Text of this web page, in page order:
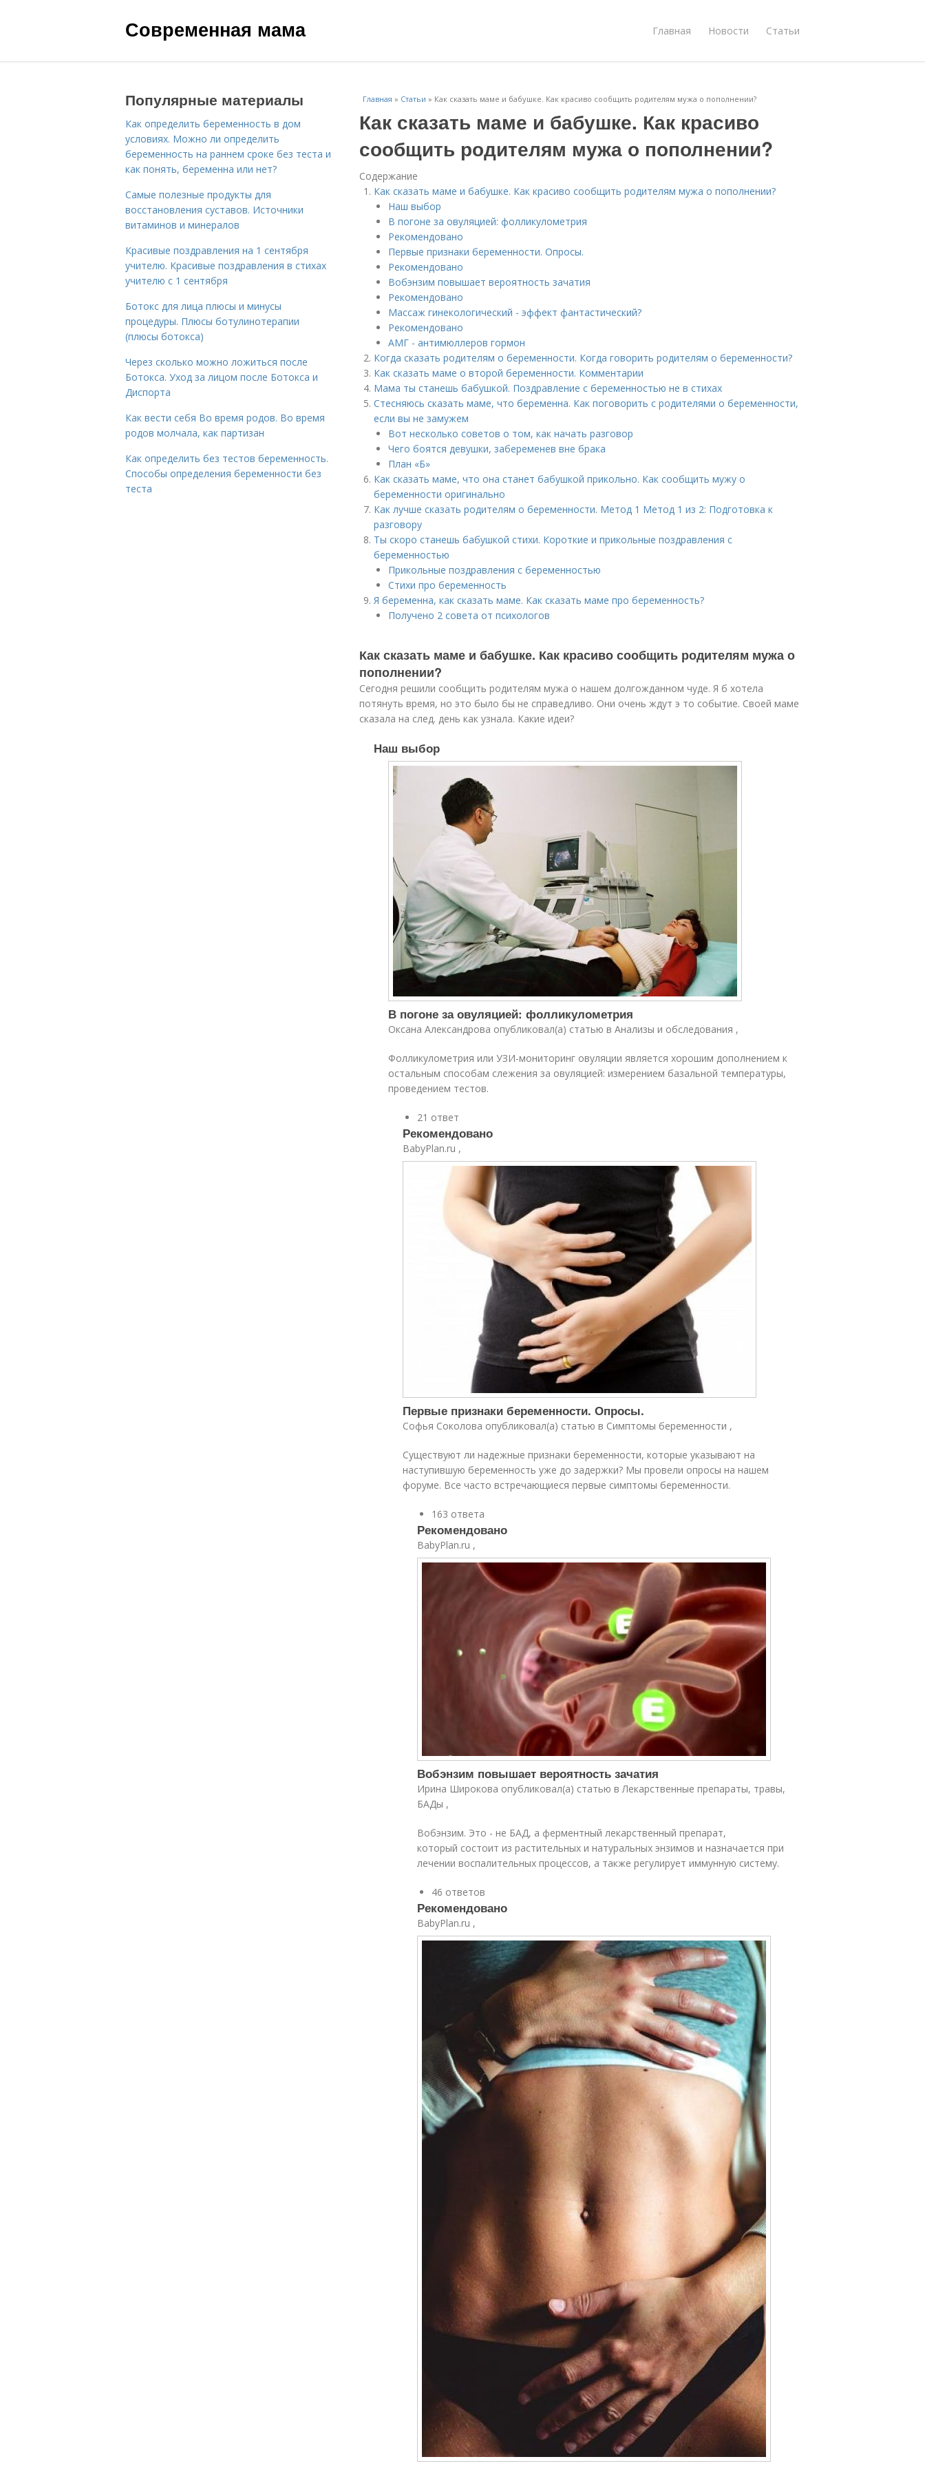
Современная мама Главная Новости Статьи
Главная » Статьи » Как сказать маме и бабушке. Как красиво сообщить родителям мужа о пополнении?
Как сказать маме и бабушке. Как красиво
сообщить родителям мужа о пополнении?
Содержание
Как сказать маме и бабушке. Как красиво сообщить родителям мужа о пополнении?
Наш выбор
В погоне за овуляцией: фолликулометрия
Рекомендовано
Первые признаки беременности. Опросы.
Рекомендовано
Вобэнзим повышает вероятность зачатия
Рекомендовано
Массаж гинекологический - эффект фантастический?
Рекомендовано
АМГ - антимюллеров гормон
Когда сказать родителям о беременности. Когда говорить родителям о беременности?
Как сказать маме о второй беременности. Комментарии
Мама ты станешь бабушкой. Поздравление с беременностью не в стихах
Стесняюсь сказать маме, что беременна. Как поговорить с родителями о беременности,
если вы не замужем
Вот несколько советов о том, как начать разговор
Чего боятся девушки, забеременев вне брака
План «Б»
Как сказать маме, что она станет бабушкой прикольно. Как сообщить мужу о
беременности оригинально
Как лучше сказать родителям о беременности. Метод 1 Метод 1 из 2: Подготовка к
разговору
Ты скоро станешь бабушкой стихи. Короткие и прикольные поздравления с
беременностью
Прикольные поздравления с беременностью
Стихи про беременность
Я беременна, как сказать маме. Как сказать маме про беременность?
Получено 2 совета от психологов
Как сказать маме и бабушке. Как красиво сообщить родителям мужа о
пополнении?
Сегодня решили сообщить родителям мужа о нашем долгожданном чуде. Я б хотела
потянуть время, но это было бы не справедливо. Они очень ждут э то событие. Своей маме
сказала на след. день как узнала. Какие идеи?
Наш выбор
В погоне за овуляцией: фолликулометрия
Оксана Александрова опубликовал(а) статью в Анализы и обследования ,
Фолликулометрия или УЗИ-мониторинг овуляции является хорошим дополнением к
остальным способам слежения за овуляцией: измерением базальной температуры,
проведением тестов.
21 ответ
Рекомендовано
BabyPlan.ru ,
Первые признаки беременности. Опросы.
Софья Соколова опубликовал(а) статью в Симптомы беременности ,
Существуют ли надежные признаки беременности, которые указывают на
наступившую беременность уже до задержки? Мы провели опросы на нашем
форуме. Все часто встречающиеся первые симптомы беременности.
163 ответа
Рекомендовано
BabyPlan.ru ,
Вобэнзим повышает вероятность зачатия
Ирина Широкова опубликовал(а) статью в Лекарственные препараты, травы,
БАДы ,
Вобэнзим. Это - не БАД, а ферментный лекарственный препарат,
который состоит из растительных и натуральных энзимов и назначается при
лечении воспалительных процессов, а также регулирует иммунную систему.
46 ответов
Рекомендовано
BabyPlan.ru ,
Популярные материалы
Как определить беременность в дом
условиях. Можно ли определить
беременность на раннем сроке без теста и
как понять, беременна или нет?
Самые полезные продукты для
восстановления суставов. Источники
витаминов и минералов
Красивые поздравления на 1 сентября
учителю. Красивые поздравления в стихах
учителю с 1 сентября
Ботокс для лица плюсы и минусы
процедуры. Плюсы ботулинотерапии
(плюсы ботокса)
Через сколько можно ложиться после
Ботокса. Уход за лицом после Ботокса и
Диспорта
Как вести себя Во время родов. Во время
родов молчала, как партизан
Как определить без тестов беременность.
Способы определения беременности без
теста